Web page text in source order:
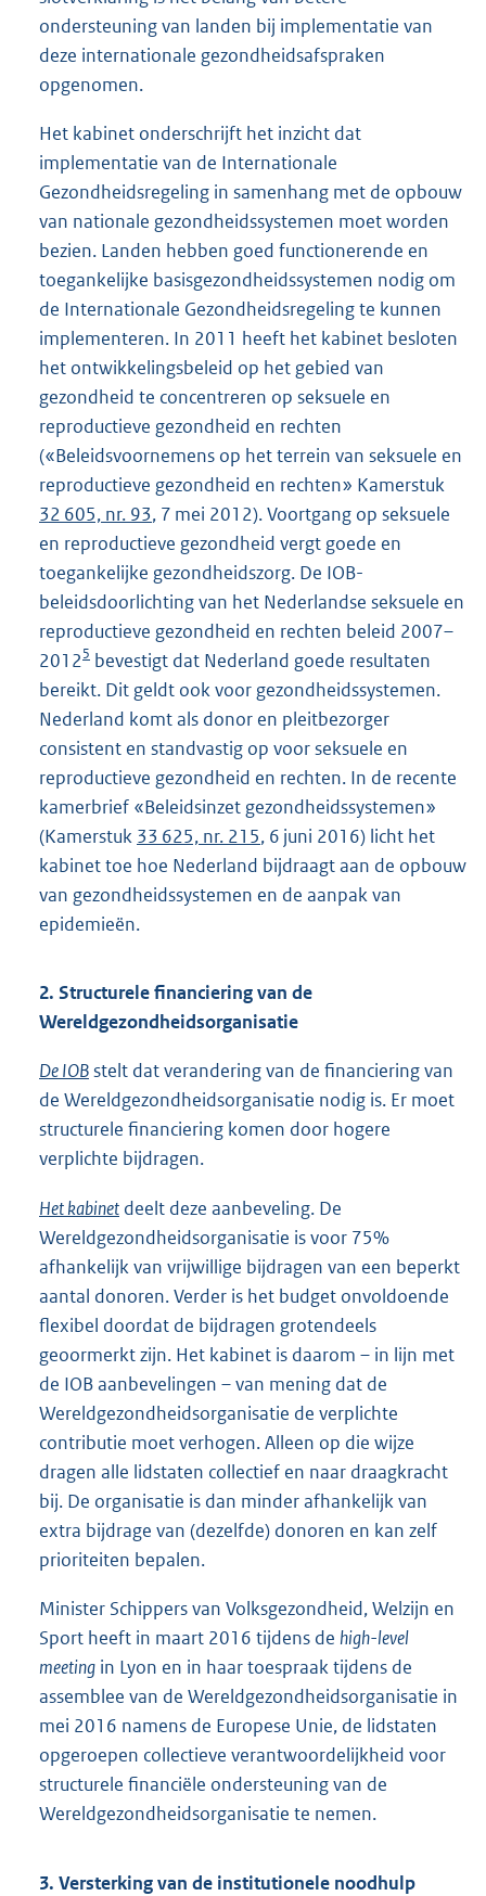
ondersteuning van landen bij implementatie van
deze internationale gezondheidsafspraken
opgenomen.
Het kabinet onderschrijft het inzicht dat
implementatie van de Internationale
Gezondheidsregeling in samenhang met de opbouw
van nationale gezondheidssystemen moet worden
bezien. Landen hebben goed functionerende en
toegankelijke basisgezondheidssystemen nodig om
de Internationale Gezondheidsregeling te kunnen
implementeren. In 2011 heeft het kabinet besloten
het ontwikkelingsbeleid op het gebied van
gezondheid te concentreren op seksuele en
reproductieve gezondheid en rechten
(«Beleidsvoornemens op het terrein van seksuele en
reproductieve gezondheid en rechten» Kamerstuk
32 605, nr. 93, 7 mei 2012). Voortgang op seksuele
en reproductieve gezondheid vergt goede en
toegankelijke gezondheidszorg. De IOB-
beleidsdoorlichting van het Nederlandse seksuele en
reproductieve gezondheid en rechten beleid 2007–
20125 bevestigt dat Nederland goede resultaten
bereikt. Dit geldt ook voor gezondheidssystemen.
Nederland komt als donor en pleitbezorger
consistent en standvastig op voor seksuele en
reproductieve gezondheid en rechten. In de recente
kamerbrief «Beleidsinzet gezondheidssystemen»
(Kamerstuk 33 625, nr. 215, 6 juni 2016) licht het
kabinet toe hoe Nederland bijdraagt aan de opbouw
van gezondheidssystemen en de aanpak van
epidemieën.
2. Structurele financiering van de
Wereldgezondheidsorganisatie
De IOBstelt dat verandering van de financiering van
de Wereldgezondheidsorganisatie nodig is. Er moet
structurele financiering komen door hogere
verplichte bijdragen.
Het kabinet deelt deze aanbeveling. De
Wereldgezondheidsorganisatie is voor 75%
afhankelijk van vrijwillige bijdragen van een beperkt
aantal donoren. Verder is het budget onvoldoende
flexibel doordat de bijdragen grotendeels
geoormerkt zijn. Het kabinet is daarom – in lijn met
de IOB aanbevelingen – van mening dat de
Wereldgezondheidsorganisatie de verplichte
contributie moet verhogen. Alleen op die wijze
dragen alle lidstaten collectief en naar draagkracht
bij. De organisatie is dan minder afhankelijk van
extra bijdrage van (dezelfde) donoren en kan zelf
prioriteiten bepalen.
Minister Schippers van Volksgezondheid, Welzijn en
Sport heeft in maart 2016 tijdens de high-level
meeting in Lyon en in haar toespraak tijdens de
assemblee van de Wereldgezondheidsorganisatie in
mei 2016 namens de Europese Unie, de lidstaten
opgeroepen collectieve verantwoordelijkheid voor
structurele financiële ondersteuning van de
Wereldgezondheidsorganisatie te nemen.
3. Versterking van de institutionele noodhulp